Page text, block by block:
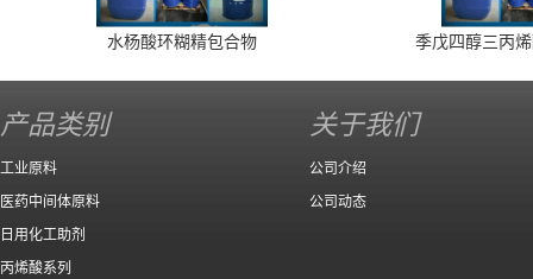
水杨酸环糊精包合物 季戊四醇三丙
产品类别
工业原料
医药中间体原料
日用化工助剂
丙烯酸系列
关于我们
公司介绍
公司动态